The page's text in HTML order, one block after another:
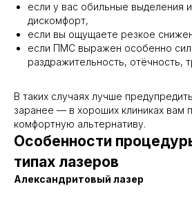
если у вас обильные выделения
дискомфорт,
если вы ощущаете резкое
если ПМС выражен особенно
раздражительность, отёчность,
В таких случаях лучше
заранее — в хороших клиниках вам
комфортную альтернативу.
Особенности
типах лазеров
Александритовый лазер